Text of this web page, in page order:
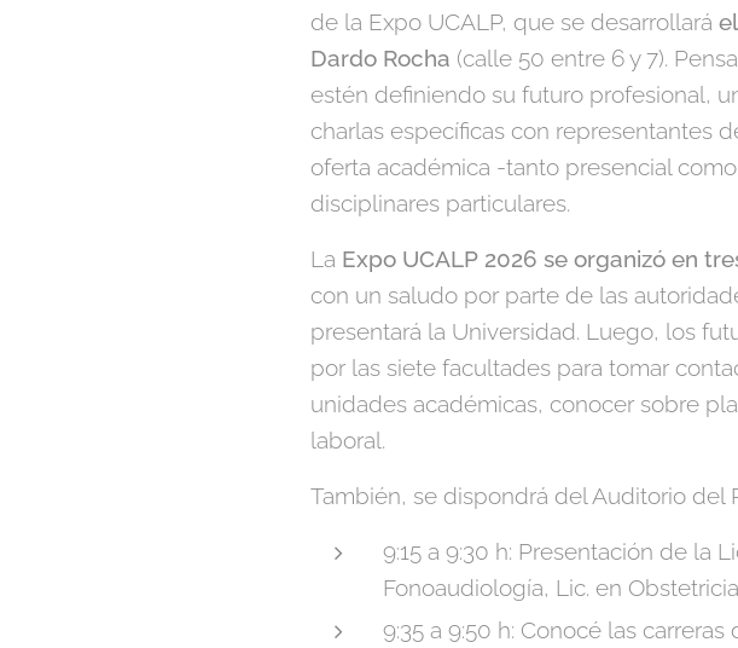
de la Expo UCALP, que se desarrollará
Dardo Rocha (calle 50 entre 6 y 7).
estén definiendo su futuro profesional,
charlas específicas con representantes
oferta académica -tanto presencial
disciplinares particulares.
La Expo UCALP 2026 se organizó en
con un saludo por parte de las
presentará la Universidad. Luego, los
por las siete facultades para tomar
unidades académicas, conocer sobre
laboral.
También, se dispondrá del Auditorio del
9:15 a 9:30 h: Presentación de la
Fonoaudiología, Lic. en
9:35 a 9:50 h: Conocé las